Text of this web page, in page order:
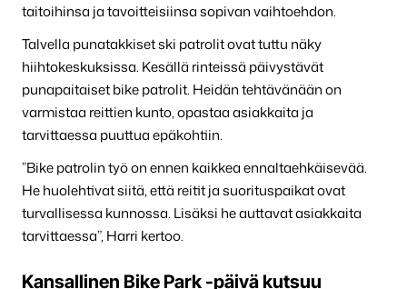
taitoihinsa ja tavoitteisiinsa sopivan vaihtoehdon.
Talvella punatakkiset ski patrolit ovat tuttu näky
hiihtokeskuksissa. Kesällä rinteissä päivystävät
punapaitaiset bike patrolit. Heidän tehtävänään on
varmistaa reittien kunto, opastaa asiakkaita ja
tarvittaessa puuttua epäkohtiin.
”Bike patrolin työ on ennen kaikkea ennaltaehkäisevää.
He huolehtivat siitä, että reitit ja suorituspaikat ovat
turvallisessa kunnossa. Lisäksi he auttavat asiakkaita
tarvittaessa”, Harri kertoo.
Kansallinen Bike Park -päivä kutsuu